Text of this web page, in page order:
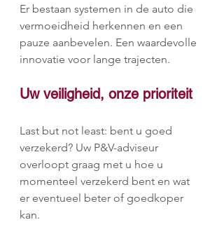
Er bestaan systemen in de auto die
vermoeidheid herkennen en een
pauze aanbevelen. Een waardevolle
innovatie voor lange trajecten.
Uw veiligheid, onze prioriteit
Last but not least: bent u goed
verzekerd? Uw P&V-adviseur
overloopt graag met u hoe u
momenteel verzekerd bent en wat
er eventueel beter of goedkoper
kan.